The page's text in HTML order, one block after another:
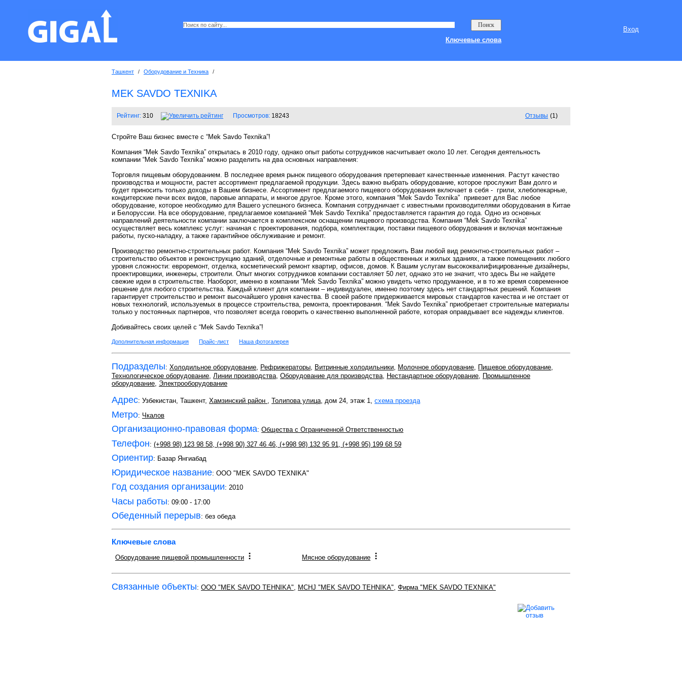
Вход
Ключевые слова
Ташкент / Оборудование и Техника /
MEK SAVDO TEXNIKA
Рейтинг: 310 Просмотров: 18243 Отзывы (1)
Стройте Ваш бизнес вместе с “Mek Savdo Texnika”!
Компания “Mek Savdo Texnika” открылась в 2010 году, однако опыт работы сотрудников насчитывает около 10 лет. Сегодня деятельность
компании “Mek Savdo Texnika” можно разделить на два основных направления:
Торговля пищевым оборудованием. В последнее время рынок пищевого оборудования претерпевает качественные изменения. Растут качество
производства и мощности, растет ассортимент предлагаемой продукции. Здесь важно выбрать оборудование, которое прослужит Вам долго и
будет приносить только доходы в Вашем бизнесе. Ассортимент предлагаемого пищевого оборудования включает в себя - грили, хлебопекарные,
кондитерские печи всех видов, паровые аппараты, и многое другое. Кроме этого, компания “Mek Savdo Texnika” привезет для Вас любое
оборудование, которое необходимо для Вашего успешного бизнеса. Компания сотрудничает с известными производителями оборудования в Китае
и Белоруссии. На все оборудование, предлагаемое компанией “Mek Savdo Texnika” предоставляется гарантия до года. Одно из основных
направлений деятельности компании заключается в комплексном оснащении пищевого производства. Компания “Mek Savdo Texnika”
осуществляет весь комплекс услуг: начиная с проектирования, подбора, комплектации, поставки пищевого оборудования и включая монтажные
работы, пуско-наладку, а также гарантийное обслуживание и ремонт.
Производство ремонтно-строительных работ. Компания “Mek Savdo Texnika” может предложить Вам любой вид ремонтно-строительных работ –
строительство объектов и реконструкцию зданий, отделочные и ремонтные работы в общественных и жилых зданиях, а также помещениях любого
уровня сложности: евроремонт, отделка, косметический ремонт квартир, офисов, домов. К Вашим услугам высококвалифицированные дизайнеры,
проектировщики, инженеры, строители. Опыт многих сотрудников компании составляет 50 лет, однако это не значит, что здесь Вы не найдете
свежие идеи в строительстве. Наоборот, именно в компании “Mek Savdo Texnika” можно увидеть четко продуманное, и в то же время современное
решение для любого строительства. Каждый клиент для компании – индивидуален, именно поэтому здесь нет стандартных решений. Компания
гарантирует строительство и ремонт высочайшего уровня качества. В своей работе придерживается мировых стандартов качества и не отстает от
новых технологий, используемых в процессе строительства, ремонта, проектирования. “Mek Savdo Texnika” приобретает строительные материалы
только у постоянных партнеров, что позволяет всегда говорить о качественно выполненной работе, которая оправдывает все надежды клиентов.
Добивайтесь своих целей с “Mek Savdo Texnika”!
Дополнительная информация Прайс-лист Наша фотогалерея
Подразделы: Холодильное оборудование, Рефрижераторы, Витринные холодильники, Молочное оборудование, Пищевое оборудование,
Технологическое оборудование, Линии производства, Оборудование для производства, Нестандартное оборудование, Промышленное
оборудование, Электрооборудование
Адрес: Узбекистан, Ташкент, Хамзинский район , Толипова улица, дом 24, этаж 1, схема проезда
Метро: Чкалов
Организационно-правовая форма: Общества с Ограниченной Ответственностью
Телефон: (+998 98) 123 98 58 (+998 90) 327 46 46 (+998 98) 132 95 91 (+998 95) 199 68 59
Ориентир: Базар Янгиабад
Юридическое название: OOO "MEK SAVDO TEXNIKA"
Год создания организации: 2010
Часы работы: 09:00 - 17:00
Обеденный перерыв: без обеда
Ключевые слова
Оборудование пищевой промышленности Мясное оборудование
Связанные объекты: OOO "MEK SAVDO TEHNIKA", MCHJ "MEK SAVDO TEHNIKA", Фирма "MEK SAVDO TEXNIKA"